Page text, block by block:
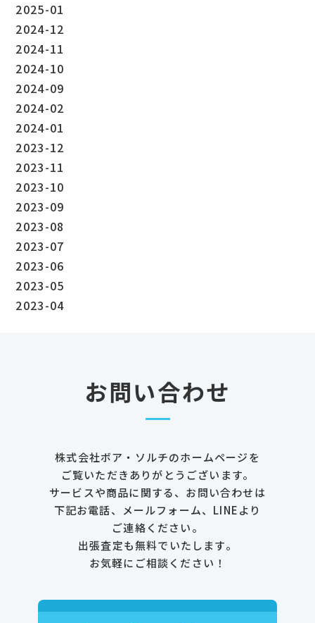
2025-01
2024-12
2024-11
2024-10
2024-09
2024-02
2024-01
2023-12
2023-11
2023-10
2023-09
2023-08
2023-07
2023-06
2023-05
2023-04
お問い合わせ
株式会社ボア・ソルチのホームページを
ご覧いただきありがとうございます。
サービスや商品に関する、お問い合わせは
下記お電話、メールフォーム、LINEより
ご連絡ください。
出張査定も無料でいたします。
お気軽にご相談ください！